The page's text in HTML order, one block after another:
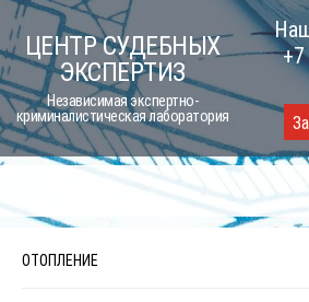
Skip
to
content
ЦЕНТР СУДЕБНЫХ
ЭКСПЕРТИЗ
Независимая экспертно-
криминалистическая лаборатория
ОТОПЛЕНИЕ